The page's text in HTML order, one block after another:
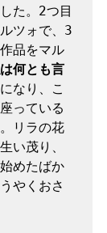
た。2つ目
ツォで、3
品をマル
何とも言
になり、こ
っている
リラの花
い茂り、
めたばか
やくおさ